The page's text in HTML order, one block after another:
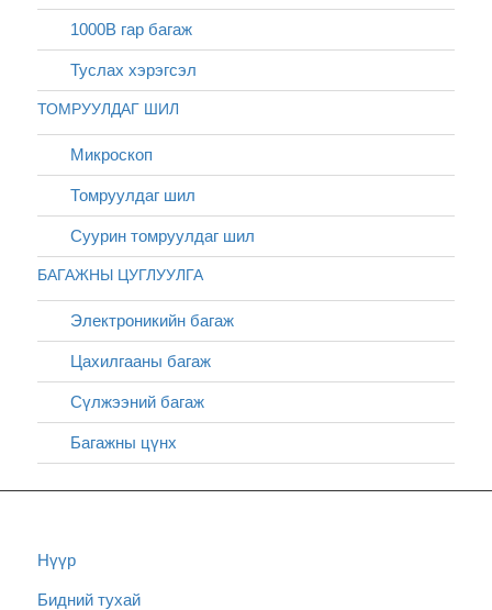
1000В гар багаж
Туслах хэрэгсэл
ТОМРУУЛДАГ ШИЛ
Микроскоп
Томруулдаг шил
Суурин томруулдаг шил
БАГАЖНЫ ЦУГЛУУЛГА
Электроникийн багаж
Цахилгааны багаж
Сүлжээний багаж
Багажны цүнх
Нүүр
Бидний тухай